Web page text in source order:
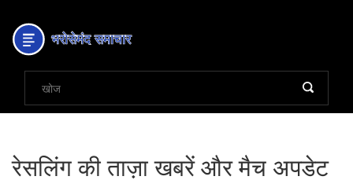
रेसलिंग की ताज़ा खबरें और मैच अपडेट